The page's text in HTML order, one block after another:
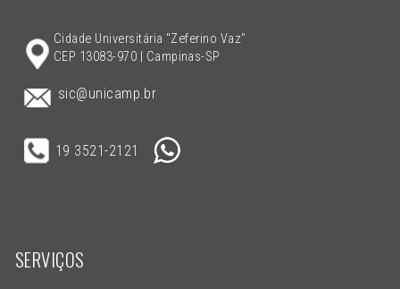
Cidade Universitária "Zeferino Vaz"
CEP 13083-970 | Campinas-SP
sic@unicamp.br
19 3521-2121
SERVIÇOS